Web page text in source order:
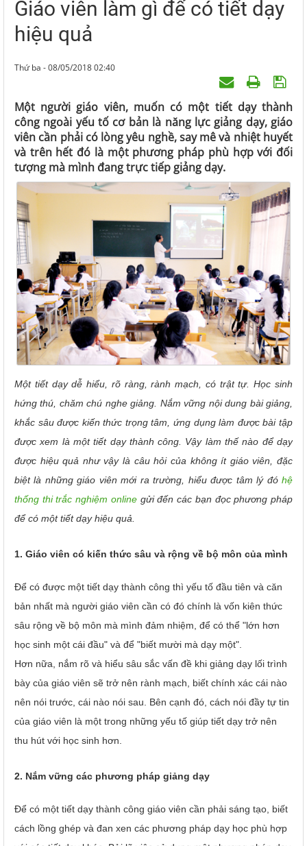
Giáo viên làm gì để có tiết dạy
hiệu quả
Thứ ba - 08/05/2018 02:40
Một người giáo viên, muốn có một tiết dạy thành
công ngoài yếu tố cơ bản là năng lực giảng dạy, giáo
viên cần phải có lòng yêu nghề, say mê và nhiệt huyết
và trên hết đó là một phương pháp phù hợp với đối
tượng mà mình đang trực tiếp giảng dạy.
Một tiết dạy dễ hiểu, rõ ràng, rành mạch, có trật tự. Học sinh
hứng thú, chăm chú nghe giảng. Nắm vững nội dung bài giảng,
khắc sâu được kiến thức trọng tâm, ứng dụng làm được bài tập
được xem là một tiết dạy thành công. Vậy làm thế nào để dạy
được hiệu quả như vậy là câu hỏi của không ít giáo viên, đặc
biệt là những giáo viên mới ra trường, hiểu được tâm lý đó hệ
thống thi trắc nghiệm onlinegửi đến các bạn đọc phương pháp
để có một tiết dạy hiệu quả.
1. Giáo viên có kiến thức sâu và rộng về bộ môn của mình
Để có được một tiết dạy thành công thì yếu tố đầu tiên và căn
bản nhất mà người giáo viên cần có đó chính là vốn kiên thức
sâu rộng về bộ môn mà mình đảm nhiệm, để có thể "lớn hơn
học sinh một cái đầu" và để "biết mười mà dạy một".
Hơn nữa, nắm rõ và hiểu sâu sắc vấn đề khi giảng dạy lối trình
bày của giáo viên sẽ trở nên rành mạch, biết chính xác cái nào
nên nói trước, cái nào nói sau. Bên cạnh đó, cách nói đầy tự tin
của giáo viên là một trong những yếu tố giúp tiết dạy trở nên
thu hút với học sinh hơn.
2. Nắm vững các phương pháp giảng dạy
Để có một tiết dạy thành công giáo viên cần phải sáng tạo, biết
cách lồng ghép và đan xen các phương pháp dạy học phù hợp